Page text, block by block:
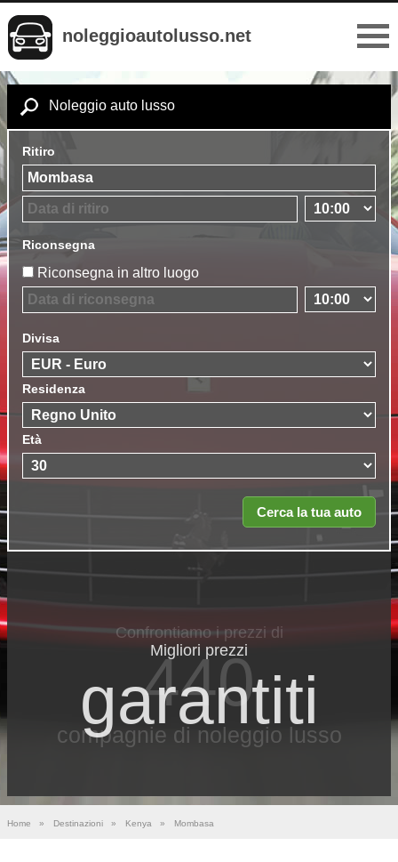
noleggioautolusso.net
Noleggio auto lusso
Ritiro
Riconsegna
Riconsegna in altro luogo
Divisa
Residenza
Età
Migliori prezzi
garantiti
Home » Destinazioni » Kenya » Mombasa